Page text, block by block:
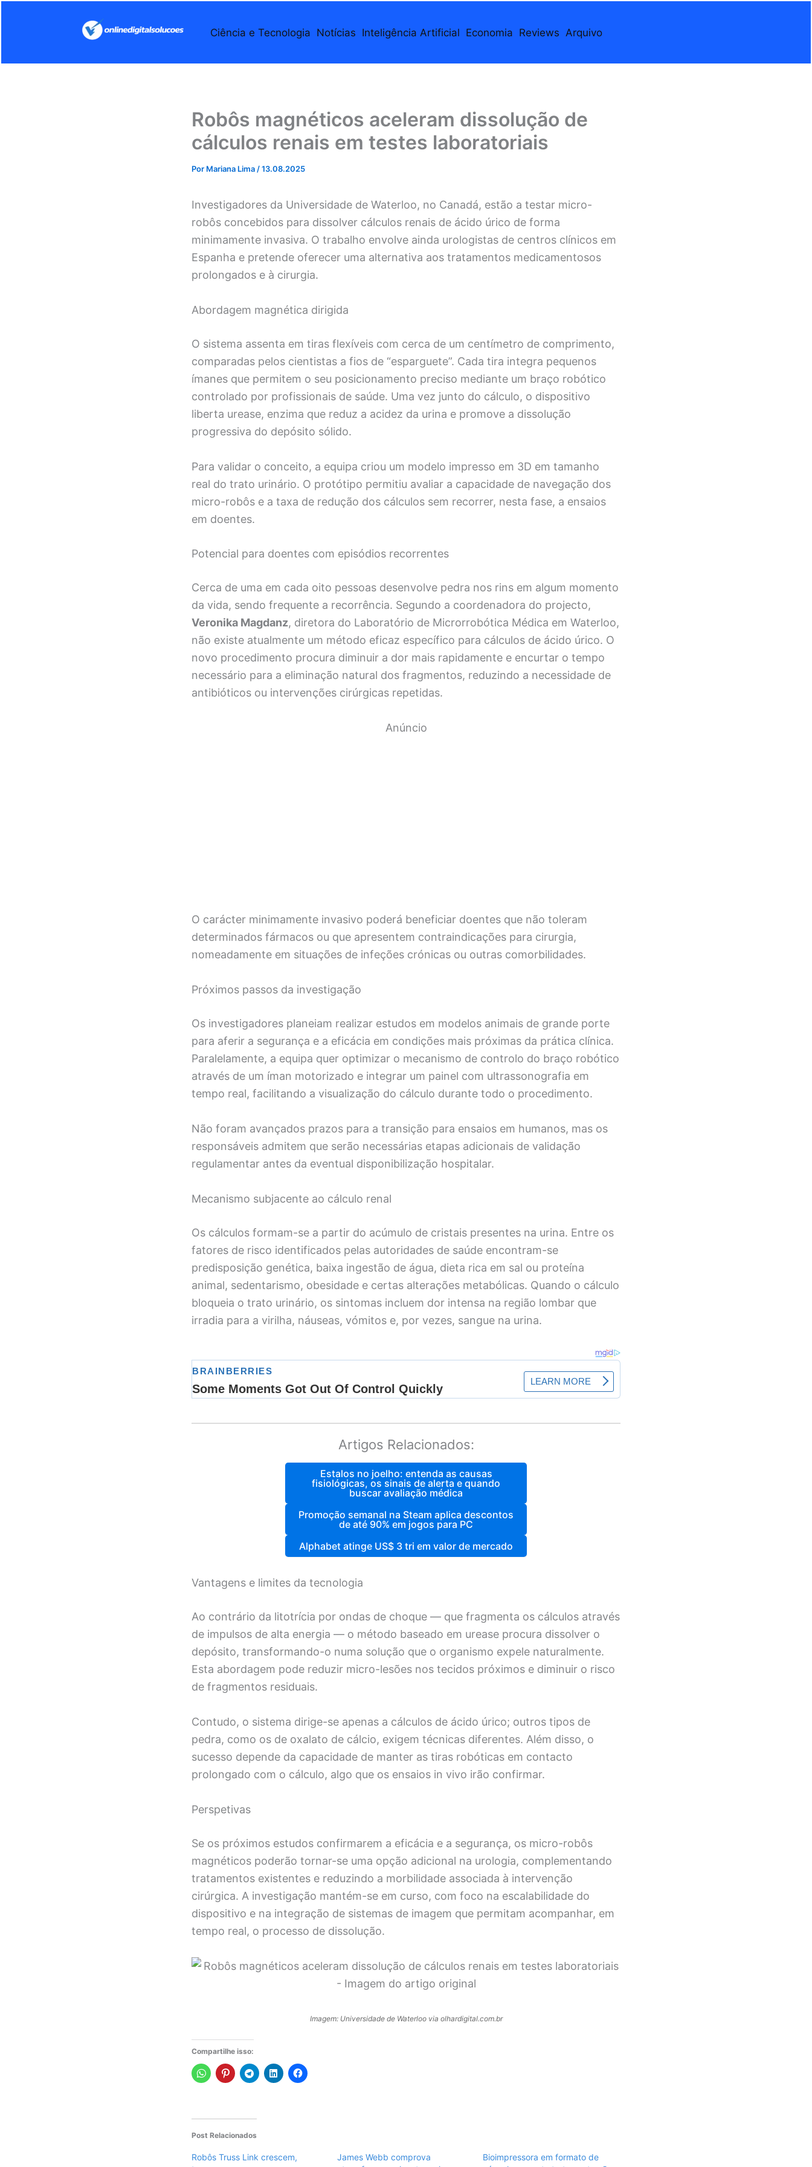
conteúdo
Ciência e Tecnologia Notícias Inteligência Artificial Economia Reviews Arquivo
Robôs magnéticos aceleram dissolução de
cálculos renais em testes laboratoriais
Por Mariana Lima /13.08.2025
Investigadores da Universidade de Waterloo, no Canadá, estão a testar micro-
robôs concebidos para dissolver cálculos renais de ácido úrico de forma
minimamente invasiva. O trabalho envolve ainda urologistas de centros clínicos em
Espanha e pretende oferecer uma alternativa aos tratamentos medicamentosos
prolongados e à cirurgia.
Abordagem magnética dirigida
O sistema assenta em tiras flexíveis com cerca de um centímetro de comprimento,
comparadas pelos cientistas a fios de “esparguete”. Cada tira integra pequenos
ímanes que permitem o seu posicionamento preciso mediante um braço robótico
controlado por profissionais de saúde. Uma vez junto do cálculo, o dispositivo
liberta urease, enzima que reduz a acidez da urina e promove a dissolução
progressiva do depósito sólido.
Para validar o conceito, a equipa criou um modelo impresso em 3D em tamanho
real do trato urinário. O protótipo permitiu avaliar a capacidade de navegação dos
micro-robôs e a taxa de redução dos cálculos sem recorrer, nesta fase, a ensaios
em doentes.
Potencial para doentes com episódios recorrentes
Cerca de uma em cada oito pessoas desenvolve pedra nos rins em algum momento
da vida, sendo frequente a recorrência. Segundo a coordenadora do projecto,
Veronika Magdanz, diretora do Laboratório de Microrrobótica Médica em Waterloo,
não existe atualmente um método eficaz específico para cálculos de ácido úrico. O
novo procedimento procura diminuir a dor mais rapidamente e encurtar o tempo
necessário para a eliminação natural dos fragmentos, reduzindo a necessidade de
antibióticos ou intervenções cirúrgicas repetidas.
Anúncio
O carácter minimamente invasivo poderá beneficiar doentes que não toleram
determinados fármacos ou que apresentem contraindicações para cirurgia,
nomeadamente em situações de infeções crónicas ou outras comorbilidades.
Próximos passos da investigação
Os investigadores planeiam realizar estudos em modelos animais de grande porte
para aferir a segurança e a eficácia em condições mais próximas da prática clínica.
Paralelamente, a equipa quer optimizar o mecanismo de controlo do braço robótico
através de um íman motorizado e integrar um painel com ultrassonografia em
tempo real, facilitando a visualização do cálculo durante todo o procedimento.
Não foram avançados prazos para a transição para ensaios em humanos, mas os
responsáveis admitem que serão necessárias etapas adicionais de validação
regulamentar antes da eventual disponibilização hospitalar.
Mecanismo subjacente ao cálculo renal
Os cálculos formam-se a partir do acúmulo de cristais presentes na urina. Entre os
fatores de risco identificados pelas autoridades de saúde encontram-se
predisposição genética, baixa ingestão de água, dieta rica em sal ou proteína
animal, sedentarismo, obesidade e certas alterações metabólicas. Quando o cálculo
bloqueia o trato urinário, os sintomas incluem dor intensa na região lombar que
irradia para a virilha, náuseas, vómitos e, por vezes, sangue na urina.
Artigos Relacionados:
Estalos no joelho: entenda as causas
fisiológicas, os sinais de alerta e quando
buscar avaliação médica
Promoção semanal na Steam aplica descontos
de até 90% em jogos para PC
Alphabet atinge US$ 3 tri em valor de mercado
Vantagens e limites da tecnologia
Ao contrário da litotrícia por ondas de choque — que fragmenta os cálculos através
de impulsos de alta energia — o método baseado em urease procura dissolver o
depósito, transformando-o numa solução que o organismo expele naturalmente.
Esta abordagem pode reduzir micro-lesões nos tecidos próximos e diminuir o risco
de fragmentos residuais.
Contudo, o sistema dirige-se apenas a cálculos de ácido úrico; outros tipos de
pedra, como os de oxalato de cálcio, exigem técnicas diferentes. Além disso, o
sucesso depende da capacidade de manter as tiras robóticas em contacto
prolongado com o cálculo, algo que os ensaios in vivo irão confirmar.
Perspetivas
Se os próximos estudos confirmarem a eficácia e a segurança, os micro-robôs
magnéticos poderão tornar-se uma opção adicional na urologia, complementando
tratamentos existentes e reduzindo a morbilidade associada à intervenção
cirúrgica. A investigação mantém-se em curso, com foco na escalabilidade do
dispositivo e na integração de sistemas de imagem que permitam acompanhar, em
tempo real, o processo de dissolução.
Imagem: Universidade de Waterloo via olhardigital.com.br
Compartilhe isso:
Post Relacionados
Robôs Truss Link crescem,
James Webb comprova
Bioimpressora em formato de